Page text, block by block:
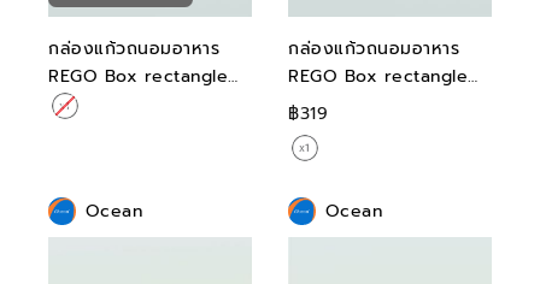
กล่องแก้วถนอมอาหาร
REGO Box rectangle
Arctic Grey 640ML
กล่องแก้วถนอมอาหาร
REGO Box rectangle
Blue Tide 1050ML
฿319
Ocean Ocean